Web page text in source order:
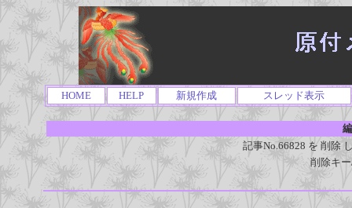
HOME HELP 新規作成 スレッド表示
記事No.66828 を 削除
削除キ